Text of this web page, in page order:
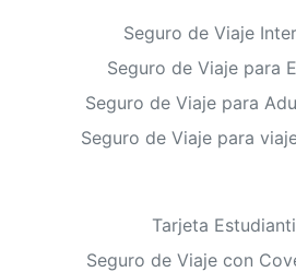
Seguro de Viaje
Seguro de Viaje para
Seguro de Viaje para
Seguro de Viaje para
Tarjeta
Seguro de Viaje con